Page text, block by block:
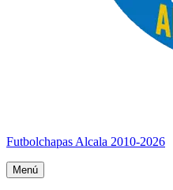
Futbolchapas Alcala 2010-2026
Menú